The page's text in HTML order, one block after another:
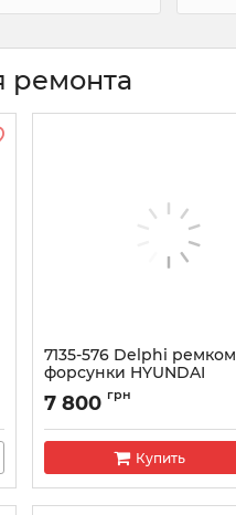
ремонта
7135-576 Delphi
форсунки HYUNDAI
(28236381)33800-4A700
(клапан 28346624)
Артикул: 7135-576
7 800 грн
Купить